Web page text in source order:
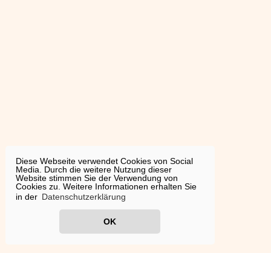
Diese Webseite verwendet Cookies von Social
Media. Durch die weitere Nutzung dieser
Website stimmen Sie der Verwendung von
Cookies zu. Weitere Informationen erhalten Sie
in der Datenschutzerklärung
OK